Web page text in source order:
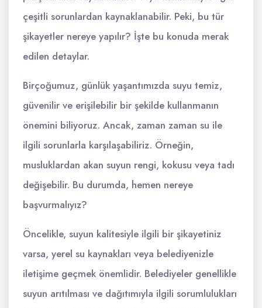
çeşitli sorunlardan kaynaklanabilir. Peki, bu tür
şikayetler nereye yapılır? İşte bu konuda merak
edilen detaylar.
Birçoğumuz, günlük yaşantımızda suyu temiz,
güvenilir ve erişilebilir bir şekilde kullanmanın
önemini biliyoruz. Ancak, zaman zaman su ile
ilgili sorunlarla karşılaşabiliriz. Örneğin,
musluklardan akan suyun rengi, kokusu veya tadı
değişebilir. Bu durumda, hemen nereye
başvurmalıyız?
Öncelikle, suyun kalitesiyle ilgili bir şikayetiniz
varsa, yerel su kaynakları veya belediyenizle
iletişime geçmek önemlidir. Belediyeler genellikle
suyun arıtılması ve dağıtımıyla ilgili sorumlulukları